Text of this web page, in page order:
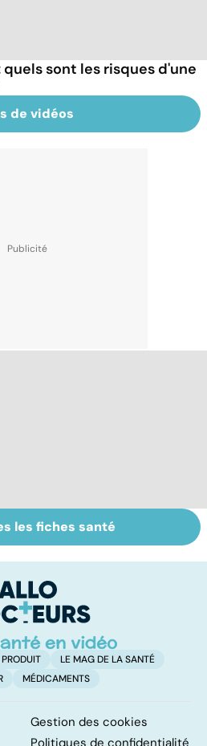
sont les risques d'une
de vidéos
Mélanome : le
plus redouté des
peau
les fiches santé
LE MAG DE LA SANTÉ
MÉDICAMENTS
Gestion des cookies